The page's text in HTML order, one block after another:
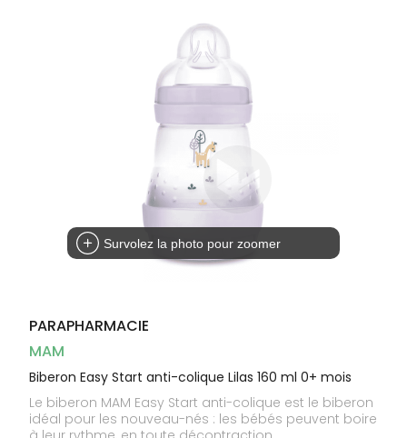
Survolez la photo pour zoomer
PARAPHARMACIE
MAM
Biberon Easy Start anti-colique Lilas 160 ml 0+ mois
Le biberon MAM Easy Start anti-colique est le biberon
idéal pour les nouveau-nés : les bébés peuvent boire